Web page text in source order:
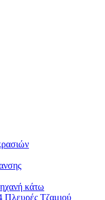
κάτω
Πλευρές Τζαμιού